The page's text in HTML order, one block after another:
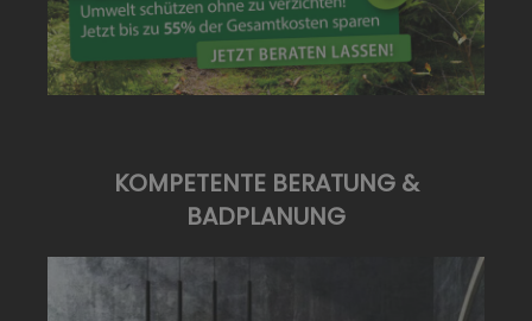
KOMPETENTE BERATUNG &
BADPLANUNG